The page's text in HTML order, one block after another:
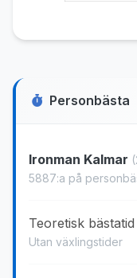
Personbästa
Ironman Kalmar
5887:a på
Teoretisk bästatid
Utan växlingstider